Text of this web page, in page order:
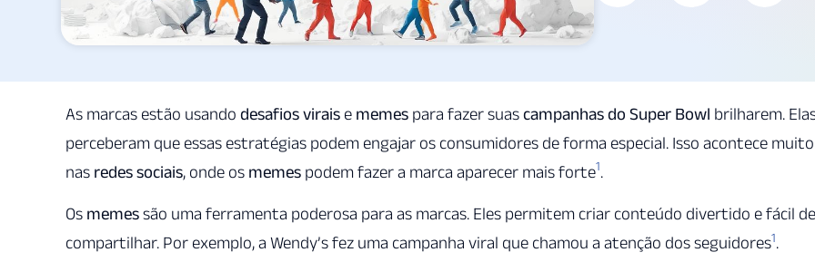
As marcas estão usando desafios virais e memes para fazer suascampanhas do Super Bowl brilharem.
perceberam que essas estratégias podem engajar os consumidores de forma especial. Isso acontece muito
nas redes sociais, onde os memes podem fazer a marca aparecer mais forte1.
Os memessão uma ferramenta poderosa para as marcas. Eles permitem criar conteúdo divertido e fácil de
compartilhar. Por exemplo, a Wendy’s fez uma campanha viral que chamou a atenção dos seguidores1.